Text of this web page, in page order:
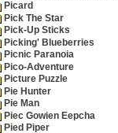
Picard
Pick The Star
Pick-Up Sticks
Picking' Blueberries
Picnic Paranoia
Pico-Adventure
Picture Puzzle
Pie Hunter
Pie Man
Piec Gowien Eepcha
Pied Piper